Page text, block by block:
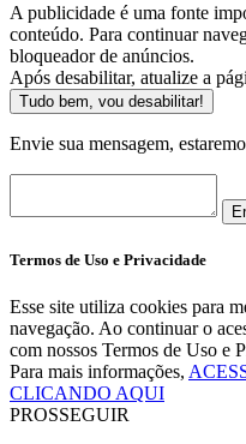
A publicidade é uma fonte
conteúdo. Para continuar
bloqueador de anúncios.
Após desabilitar, atualize a
Tudo bem, vou desabilitar!
Envie sua mensagem,
Termos de Uso e Privacidade
Esse site utiliza cookies para
navegação. Ao continuar o
com nossos Termos de Uso e
Para mais informações,
CLICANDO AQUI
PROSSEGUIR